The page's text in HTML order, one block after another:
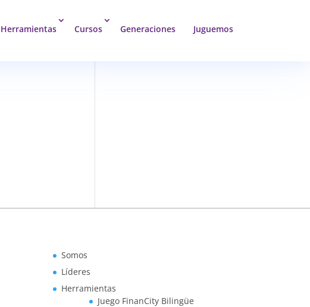
Herramientas Cursos Generaciones Juguemos
Somos
Líderes
Herramientas
Juego FinanCity Bilingüe